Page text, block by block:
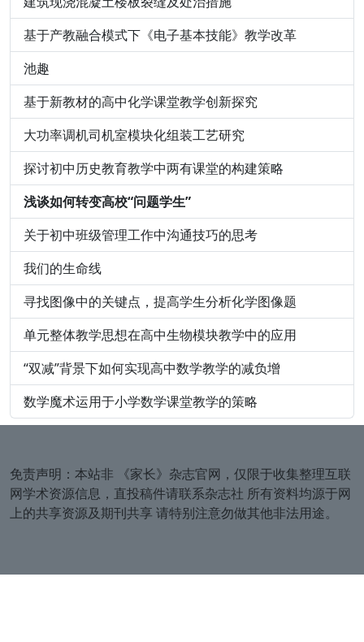
基于产教融合模式下《电子基本技能》教学改革
池趣
基于新教材的高中化学课堂教学创新探究
大功率调机司机室模块化组装工艺研究
探讨初中历史教育教学中两有课堂的构建策略
浅谈如何转变高校“问题学生”
关于初中班级管理工作中沟通技巧的思考
我们的生命线
寻找图像中的关键点，提高学生分析化学图像题
单元整体教学思想在高中生物模块教学中的应用
“双减”背景下如何实现高中数学教学的减负增
数学魔术运用于小学数学课堂教学的策略
免责声明：本站非 《家长》杂志官网 ，仅限于收集整理互联
网学术资源信息，直投稿件请联系杂志社 所有资料均源于网
上的共享资源及期刊共享 请特别注意勿做其他非法用途。